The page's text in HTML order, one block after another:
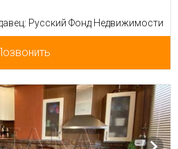
Русский Фонд Недвижимости